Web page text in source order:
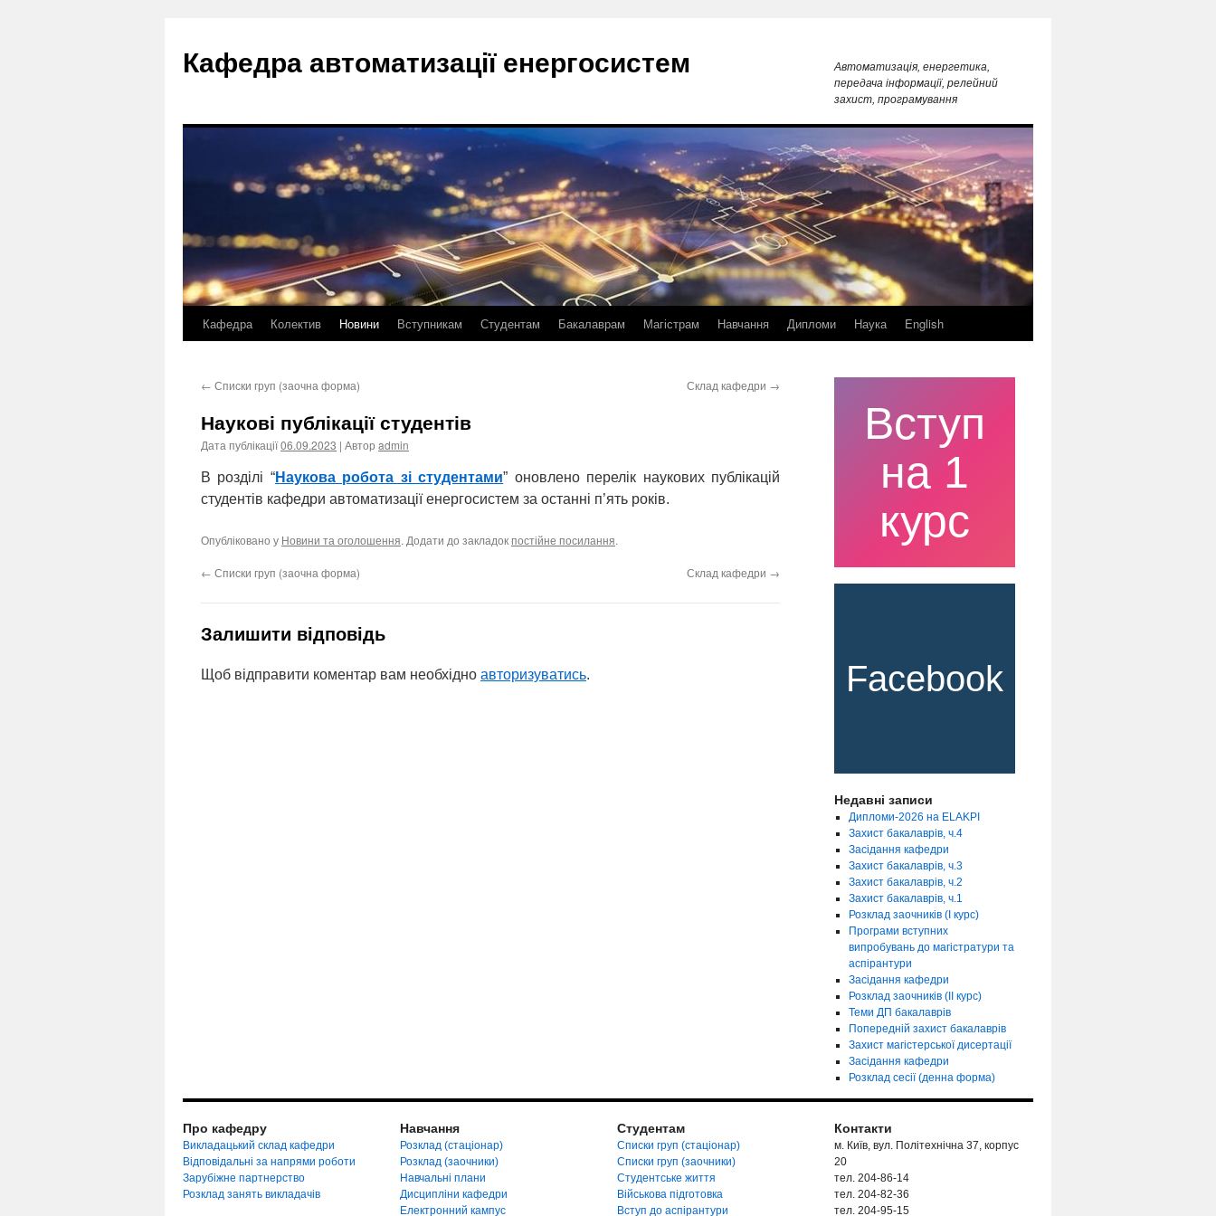
вмісту
Кафедра автоматизації енергосистем
Автоматизація, енергетика,
передача інформації, релейний
захист, програмування
Кафедра Колектив Новини Вступникам Студентам Бакалаврам Магістрам Навчання Дипломи Наука English
← Списки груп (заочна форма) Склад кафедри →
Наукові публікації студентів
Дата публікації06.09.2023 | Автор admin
В розділі “Наукова робота зі студентами” оновлено перелік наукових публікацій
студентів кафедри автоматизації енергосистем за останні п’ять років.
Опубліковано у Новини та оголошення. Додати до закладокпостійне посилання.
← Списки груп (заочна форма) Склад кафедри →
Залишити відповідь
Щоб відправити коментар вам необхідно авторизуватись.
Вступ
на 1
курс
Facebook
Недавні записи
Дипломи-2026 на ELAKPI
Захист бакалаврів, ч.4
Засідання кафедри
Захист бакалаврів, ч.3
Захист бакалаврів, ч.2
Захист бакалаврів, ч.1
Розклад заочників (І курс)
Програми вступних
випробувань до магістратури та
аспірантури
Засідання кафедри
Розклад заочників (ІІ курс)
Теми ДП бакалаврів
Попередній захист бакалаврів
Захист магістерської дисертації
Засідання кафедри
Розклад сесії (денна форма)
Про кафедру
Викладацький склад кафедри
Відповідальні за напрями роботи
Зарубіжне партнерство
Розклад занять викладачів
Навчання
Розклад (стаціонар)
Розклад (заочники)
Навчальні плани
Дисципліни кафедри
Електронний кампус
Студентам
Списки груп (стаціонар)
Списки груп (заочники)
Студентське життя
Військова підготовка
Вступ до аспірантури
Контакти
м. Київ, вул. Політехнічна 37, корпус
20
тел. 204-86-14
тел. 204-82-36
тел. 204-95-15